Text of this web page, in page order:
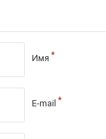
Имя *
E-mail *